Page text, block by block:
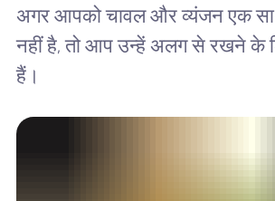
अगर आपको चावल और व्यंजन एक
नहीं है, तो आप उन्हें अलग से रखने के
हैं।